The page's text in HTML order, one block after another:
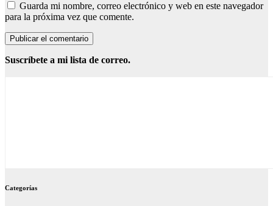
Guarda mi nombre, correo electrónico y web en este navegador
para la próxima vez que comente.
Suscríbete a mi lista de correo.
Categorías